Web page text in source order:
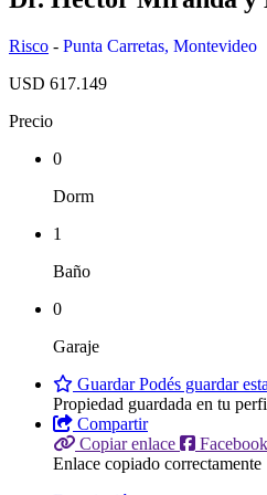
Risco - Punta Carretas, Montevideo
USD 617.149
Precio
0
Dorm
1
Baño
0
Garaje
GuardarPodés guardar
Propiedad guardada en tu
Compartir
Copiar enlace
Facebook
Enlace copiado correctamente